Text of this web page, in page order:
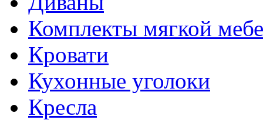
Комплекты мягкой
Кровати
Кухонные уголоки
Кресла